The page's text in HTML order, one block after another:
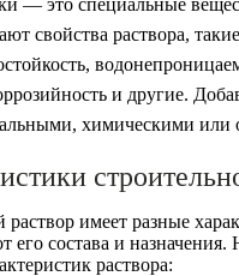
свойства раствора,
и другие.
химическими или
имеет разные
его состава и назначения.
раствора: